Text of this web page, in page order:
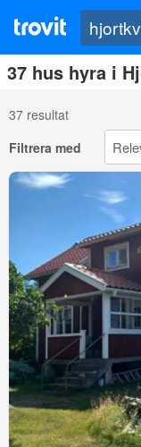
37 hus hyra i
37 resultat
Filtrera med